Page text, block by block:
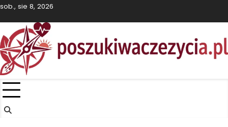
Skip
content
sob., sie 8, 2026
Kultura
Przemysł
Technologie
Podróże
Polityka
SportWnętrza